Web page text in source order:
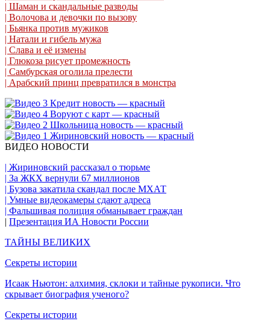
| Шаман и скандальные разводы
| Волочова и девочки по вызову
| Бьянка против мужиков
| Натали и гибель мужа
| Слава и её измены
| Глюкоза рисует промежность
| Самбурская оголила прелести
| Арабский принц превратился в монстра
ВИДЕО НОВОСТИ
| Жириновский рассказал о тюрьме
| За ЖКХ вернули 67 миллионов
| Бузова закатила скандал после МХАТ
| Умные видеокамеры сдают адреса
| Фальшивая полиция обманывает граждан
| Презентация ИА Новости России
ТАЙНЫ ВЕЛИКИХ
Секреты истории
Исаак Ньютон: алхимия, склоки и тайные рукописи. Что
скрывает биография ученого?
Секреты истории